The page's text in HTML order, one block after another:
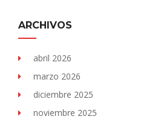
ARCHIVOS
abril 2026
marzo 2026
diciembre 2025
noviembre 2025